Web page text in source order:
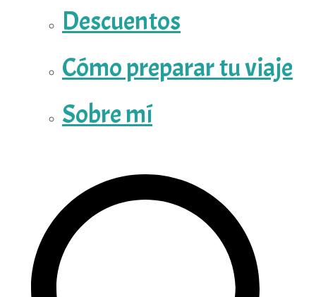
Descuentos
Cómo preparar tu viaje
Sobre mí